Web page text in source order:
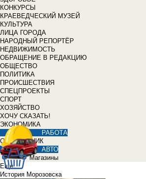
КОНКУРСЫ
КРАЕВЕДЧЕСКИЙ МУЗЕЙ
КУЛЬТУРА
ЛИЦА ГОРОДА
НАРОДНЫЙ РЕПОРТЁР
НЕДВИЖИМОСТЬ
ОБРАЩЕНИЕ В РЕДАКЦИЮ
ОБЩЕСТВО
ПОЛИТИКА
ПРОИСШЕСТВИЯ
СПЕЦПРОЕКТЫ
СПОРТ
ХОЗЯЙСТВО
ХОЧУ СКАЗАТЬ!
ЭКОНОМИКА
РАБОТА
СПРАВОЧНИК
АВТО
Магазины
Еще
История Морозовска